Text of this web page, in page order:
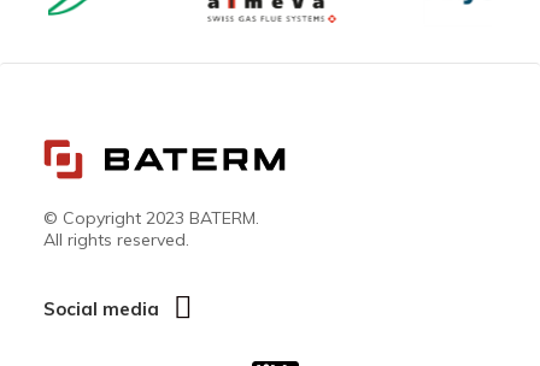
© Copyright 2023 BATERM.
All rights reserved.
Social media